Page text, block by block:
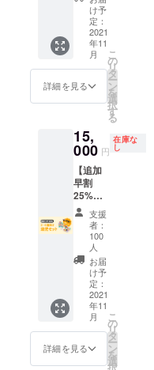
価格と
なりま
す。 一
般販売
予定価
格
￥40,00
0→￥26
月上旬
に予定
してい
ます。
け予
定：
2021
年11
月
詳細を見る
こ
の
リ
タ
ー
ン
を
選
択
す
る
15,
000 円
在庫な
し
【追加
早割
25%OF
F】先着
100セッ
ト限定
・送
料・税
込の価
格とな
りま
す。 一
般販売
予定価
格
支援
者：
100
人
お届
け予
定：
2021
年11
月
詳細を見る
こ
の
リ
タ
ー
ン
を
選